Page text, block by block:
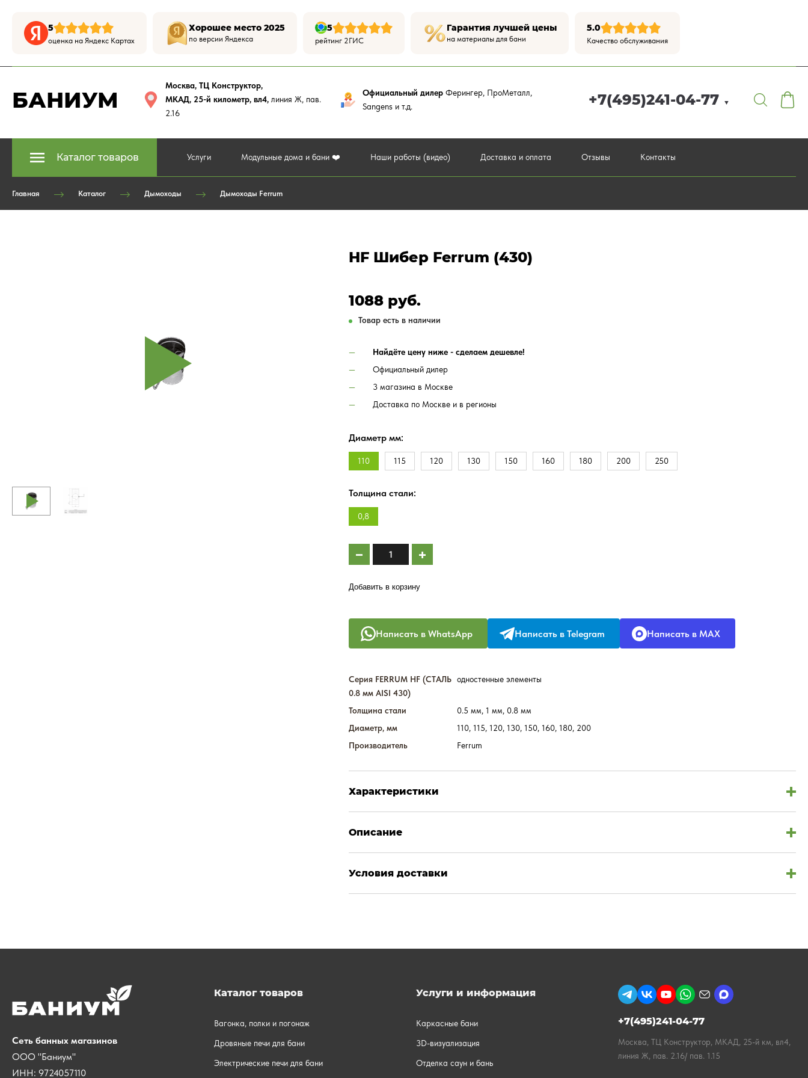
5
оценка на Яндекс Картах
Хорошее место 2025
по версии Яндекса
5
рейтинг 2ГИС
Гарантия лучшей цены
на материалы для бани
5.0
Качество обслуживания
БАНИУМ
Москва, ТЦ Конструктор,
МКАД, 25-й километр, вл4, линия Ж, пав.
2.16
Официальный дилер Ферингер, ПроМеталл,
Sangens и т.д.
+7(495)241-04-77 ▼
Каталог товаров Услуги Модульные дома и бани ❤️ Наши работы (видео) Доставка и оплата Отзывы Контакты
Главная Каталог Дымоходы Дымоходы Ferrum
HF Шибер Ferrum (430)
1088 руб.
Товар есть в наличии
Найдёте цену ниже - сделаем дешевле!
Официальный дилер
3 магазина в Москве
Доставка по Москве и в регионы
Диаметр мм:
110 115 120 130 150 160 180 200 250
Толщина стали:
0,8
Добавить в корзину
Написать в WhatsApp Написать в Telegram Написать в MAX
Серия FERRUM HF (СТАЛЬ
0.8 мм AISI 430)
одностенные элементы
Толщина стали
0.5 мм, 1 мм, 0.8 мм
Диаметр, мм
110, 115, 120, 130, 150, 160, 180, 200
Производитель
Ferrum
Характеристики
Описание
Условия доставки
Сеть банных магазинов
ООО "Баниум"
ИНН: 9724057110
Каталог товаров
Вагонка, полки и погонаж
Дровяные печи для бани
Электрические печи для бани
Услуги и информация
Каркасные бани
3D-визуализация
Отделка саун и бань
+7(495)241-04-77
Москва, ТЦ Конструктор, МКАД, 25-й км, вл4,
линия Ж, пав. 2.16/ пав. 1.15